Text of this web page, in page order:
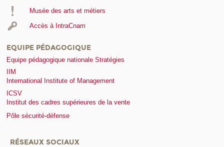
Musée des arts et métiers
Accès à IntraCnam
EQUIPE PÉDAGOGIQUE
Equipe pédagogique nationale Stratégies
IIM
International Institute of Management
ICSV
Institut des cadres supérieures de la vente
Pôle sécurité-défense
RÉSEAUX SOCIAUX